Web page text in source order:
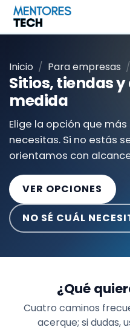
Inicio Para empresas
Sitios, tiendas y
medida
Elige la opción que
necesitas. Si no estás
orientamos con
VER OPCIONES
NO SÉ CUÁL
¿Qué
Cuatro caminos
acerque; si dudas,